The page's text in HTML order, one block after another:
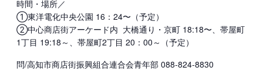
時間・場所／
①東洋電化中央公園 16：24〜（予定）
②中心商店街アーケード内 大橋通り・京町 18:18〜、帯屋町
1丁目 19:18～、帯屋町2丁目 20：00～（予定）
問/高知市商店街振興組合連合会青年部 088-824-8830